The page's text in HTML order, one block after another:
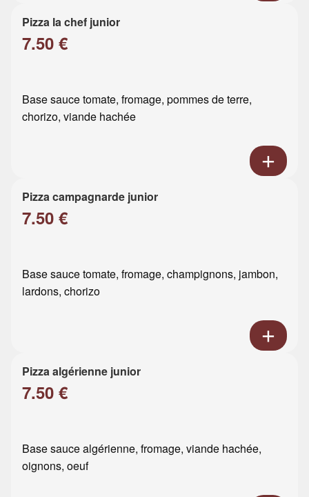
Pizza la chef junior
7.50 €
Base sauce tomate, fromage, pommes de terre,
chorizo, viande hachée
Pizza campagnarde junior
7.50 €
Base sauce tomate, fromage, champignons, jambon,
lardons, chorizo
Pizza algérienne junior
7.50 €
Base sauce algérienne, fromage, viande hachée,
oignons, oeuf